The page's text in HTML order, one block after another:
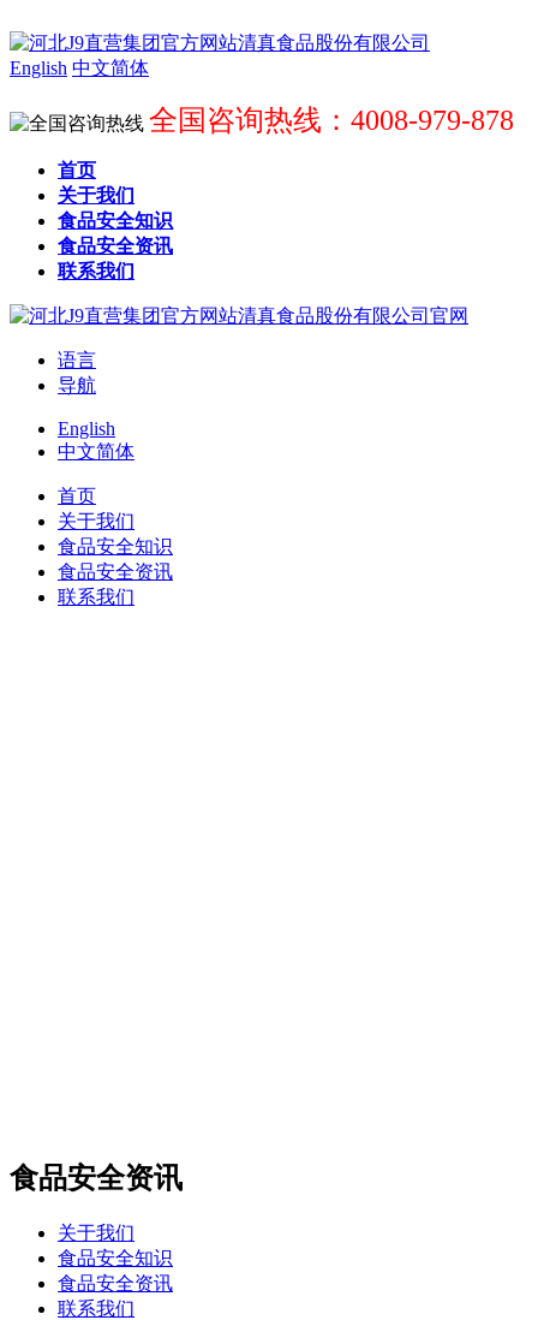
English 中文简体
全国咨询热线：4008-979-878
首页
关于我们
食品安全知识
食品安全资讯
联系我们
语言
导航
English
中文简体
首页
关于我们
食品安全知识
食品安全资讯
联系我们
食品安全资讯
关于我们
食品安全知识
食品安全资讯
联系我们